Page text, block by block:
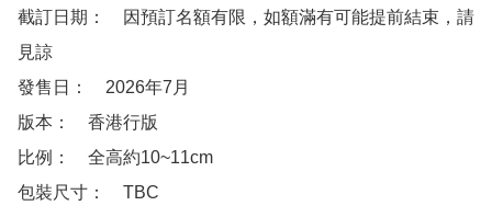
截訂日期：　因預訂名額有限，如額滿有可能提前結束，請
見諒
發售日：　2026年7月
版本：　香港行版
比例：　全高約10~11cm
包裝尺寸：　TBC